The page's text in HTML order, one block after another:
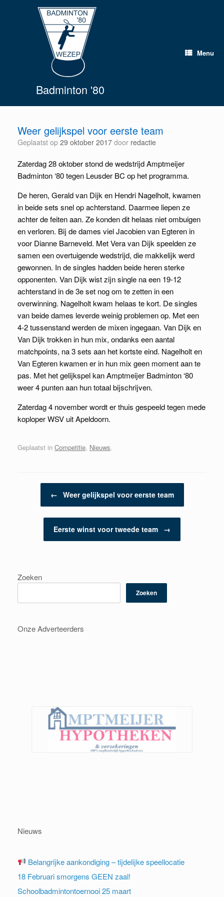
Badminton '80
Menu
Weer gelijkspel voor eerste team
Geplaatst op 29 oktober 2017 door redactie
Zaterdag 28 oktober stond de wedstrijd Amptmeijer
Badminton ‘80 tegen Leusder BC op het programma.
De heren, Gerald van Dijk en Hendri Nagelholt, kwamen
in beide sets snel op achterstand. Daarmee liepen ze
achter de feiten aan. Ze konden dit helaas niet ombuigen
en verloren. Bij de dames viel Jacobien van Egteren in
voor Dianne Barneveld. Met Vera van Dijk speelden ze
samen een overtuigende wedstrijd, die makkelijk werd
gewonnen. In de singles hadden beide heren sterke
opponenten. Van Dijk wist zijn single na een 19-12
achterstand in de 3e set nog om te zetten in een
overwinning. Nagelholt kwam helaas te kort. De singles
van beide dames leverde weinig problemen op. Met een
4-2 tussenstand werden de mixen ingegaan. Van Dijk en
Van Dijk trokken in hun mix, ondanks een aantal
matchpoints, na 3 sets aan het kortste eind. Nagelholt en
Van Egteren kwamen er in hun mix geen moment aan te
pas. Met het gelijkspel kan Amptmeijer Badminton ‘80
weer 4 punten aan hun totaal bijschrijven.
Zaterdag 4 november wordt er thuis gespeeld tegen mede
koploper WSV uit Apeldoorn.
Geplaatst in Competitie, Nieuws.
Berichtnavigatie
← Weer gelijkspel voor eerste team
Eerste winst voor tweede team →
Zoeken
Zoeken
Onze Adverteerders
Nieuws
Belangrijke aankondiging – tijdelijke speellocatie
18 Februari smorgens GEEN zaal!
Schoolbadmintontoernooi 25 maart